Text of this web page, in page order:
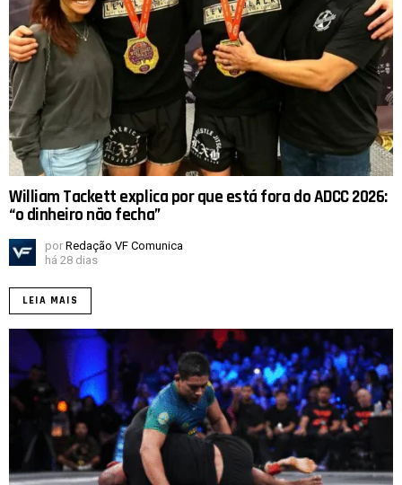
William Tackett explica por que está fora do ADCC 2026:
“o dinheiro não fecha”
por Redação VF Comunica
há 28 dias
LEIA MAIS